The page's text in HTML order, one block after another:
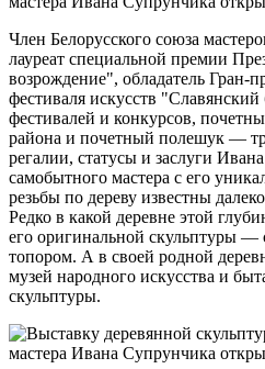
Член Белорусского союза
лауреат специальной премии
возрождение", обладатель Гран-
фестиваля искусств
фестивалей и конкурсов,
района и почетный полешук —
регалии, статусы и заслуги
самобытного мастера с его
резьбы по дереву известны
Редко в какой деревне этой
его оригинальной скульптуры —
топором. А в своей родной
музей народного искусства и
скульптуры.